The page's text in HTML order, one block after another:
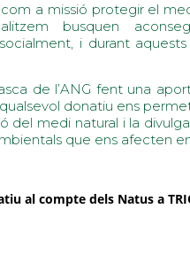
a missió protegir el
busquen
i durant
de l’ANG fent una
donatiu ens
del medi natural i la
que ens afecten
al compte dels Natus a